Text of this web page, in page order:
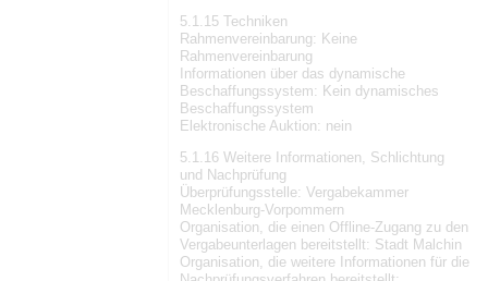
5.1.15 Techniken
Rahmenvereinbarung: Keine
Rahmenvereinbarung
Informationen über das dynamische
Beschaffungssystem: Kein dynamisches
Beschaffungssystem
Elektronische Auktion: nein
5.1.16 Weitere Informationen, Schlichtung
und Nachprüfung
Überprüfungsstelle: Vergabekammer
Mecklenburg-Vorpommern
Organisation, die einen Offline-Zugang zu den
Vergabeunterlagen bereitstellt: Stadt Malchin
Organisation, die weitere Informationen für die